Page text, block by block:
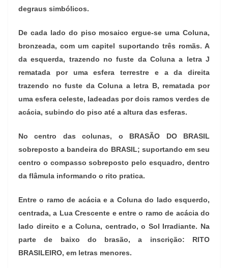
degraus simbólicos.
De cada lado do piso mosaico ergue-se uma Coluna,
bronzeada, com um capitel suportando três romãs. A
da esquerda, trazendo no fuste da Coluna a letra J
rematada por uma esfera terrestre e a da direita
trazendo no fuste da Coluna a letra B, rematada por
uma esfera celeste, ladeadas por dois ramos verdes de
acácia, subindo do piso até a altura das esferas.
No centro das colunas, o BRASÃO DO BRASIL
sobreposto a bandeira do BRASIL; suportando em seu
centro o compasso sobreposto pelo esquadro, dentro
da flâmula informando o rito pratica.
Entre o ramo de acácia e a Coluna do lado esquerdo,
centrada, a Lua Crescente e entre o ramo de acácia do
lado direito e a Coluna, centrado, o Sol Irradiante. Na
parte de baixo do brasão, a inscrição: RITO
BRASILEIRO, em letras menores.